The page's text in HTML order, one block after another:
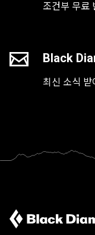
조건부 무료
Black
최신 소식 받